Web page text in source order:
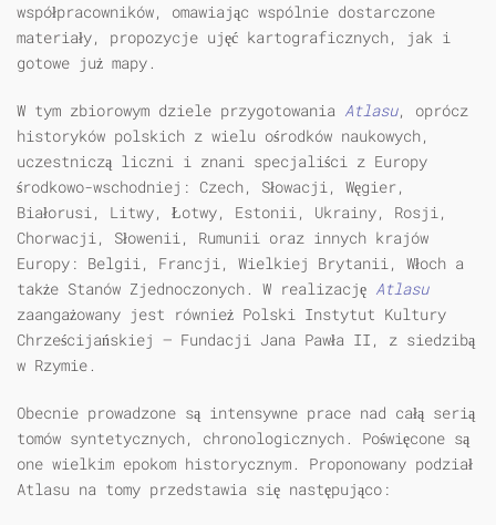
współpracowników, omawiając wspólnie dostarczone
materiały, propozycje ujęć kartograficznych, jak i
gotowe już mapy.
W tym zbiorowym dziele przygotowania Atlasu, oprócz
historyków polskich z wielu ośrodków naukowych,
uczestniczą liczni i znani specjaliści z Europy
środkowo-wschodniej: Czech, Słowacji, Węgier,
Białorusi, Litwy, Łotwy, Estonii, Ukrainy, Rosji,
Chorwacji, Słowenii, Rumunii oraz innych krajów
Europy: Belgii, Francji, Wielkiej Brytanii, Włoch a
także Stanów Zjednoczonych. W realizację Atlasu
zaangażowany jest również Polski Instytut Kultury
Chrześcijańskiej — Fundacji Jana Pawła II, z siedzibą
w Rzymie.
Obecnie prowadzone są intensywne prace nad całą serią
tomów syntetycznych, chronologicznych. Poświęcone są
one wielkim epokom historycznym. Proponowany podział
Atlasu na tomy przedstawia się następująco: